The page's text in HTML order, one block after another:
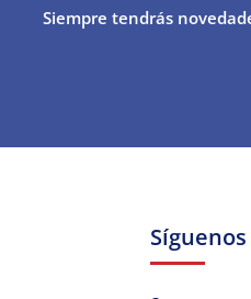
Siempre tendrás
Síguenos